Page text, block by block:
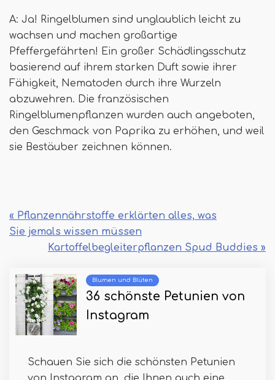
A: Ja! Ringelblumen sind unglaublich leicht zu
wachsen und machen großartige
Pfeffergefährten! Ein großer Schädlingsschutz
basierend auf ihrem starken Duft sowie ihrer
Fähigkeit, Nematoden durch ihre Wurzeln
abzuwehren. Die französischen
Ringelblumenpflanzen wurden auch angeboten,
den Geschmack von Paprika zu erhöhen, und weil
sie Bestäuber zeichnen können.
« Pflanzennährstoffe erklärten alles, was
Sie jemals wissen müssen
Kartoffelbegleiterpflanzen Spud Buddies »
Blumen und Blüten
36 schönste Petunien von
Instagram
Schauen Sie sich die schönsten Petunien